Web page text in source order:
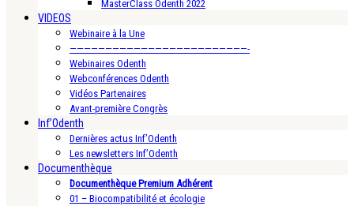
MasterClass Odenth 2022
VIDEOS
Webinaire à la Une
—————————————————————————-
Webinaires Odenth
Webconférences Odenth
Vidéos Partenaires
Avant-première Congrès
Inf’Odenth
Dernières actus Inf’Odenth
Les newsletters Inf’Odenth
Documenthèque
Documenthèque Premium Adhérent
01 – Biocompatibilité et écologie